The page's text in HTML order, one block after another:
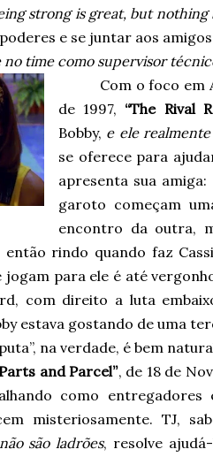
strong is great, but nothing
e se juntar aos
no time como supervisor
Com o foco em
de 1997, “The Rival
Bobby, e ele
se oferece para
apresenta sua amiga:
garoto começam
encontro da outra,
então rindo quando faz
para ele é até
com direito a luta
estava gostando de uma
na verdade, é bem
and Parcel”, de 18 de
como
misteriosamente. TJ,
são ladrões, resolve